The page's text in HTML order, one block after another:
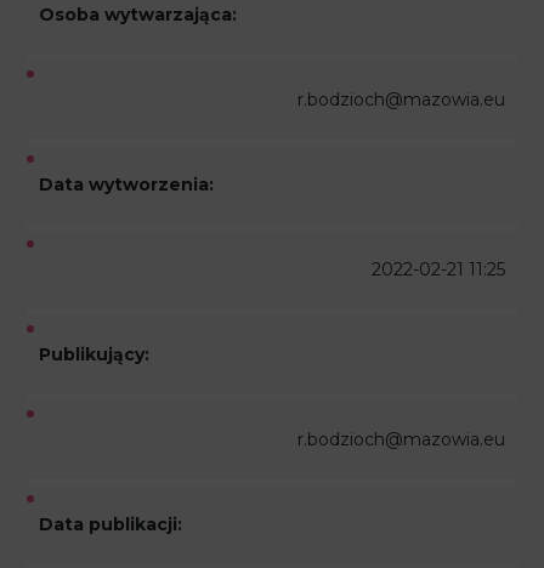
Osoba wytwarzająca:
r.bodzioch@mazowia.eu
Data wytworzenia:
2022-02-21 11:25
Publikujący:
r.bodzioch@mazowia.eu
Data publikacji: